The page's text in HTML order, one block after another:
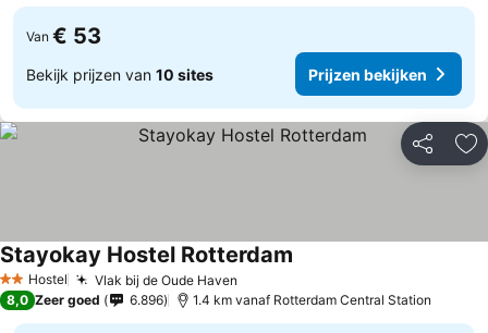
Van € 53
Bekijk prijzen van 10 sites Prijzen bekijken
Delen
2 Sterren
Hostel Vlak bij de Oude Haven
Stayokay Hostel Rotterdam
8,0 Zeer goed 6.896 1.4 km vanaf Rotterdam Central Station